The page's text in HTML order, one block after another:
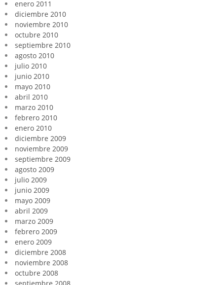
enero 2011
diciembre 2010
noviembre 2010
octubre 2010
septiembre 2010
agosto 2010
julio 2010
junio 2010
mayo 2010
abril 2010
marzo 2010
febrero 2010
enero 2010
diciembre 2009
noviembre 2009
septiembre 2009
agosto 2009
julio 2009
junio 2009
mayo 2009
abril 2009
marzo 2009
febrero 2009
enero 2009
diciembre 2008
noviembre 2008
octubre 2008